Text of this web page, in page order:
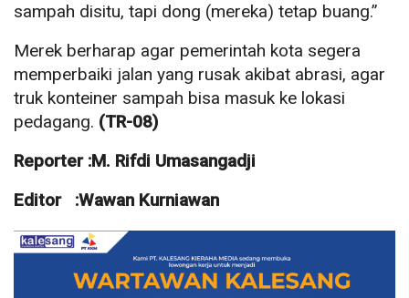
sampah disitu, tapi dong (mereka) tetap buang.”
Merek berharap agar pemerintah kota segera
memperbaiki jalan yang rusak akibat abrasi, agar
truk konteiner sampah bisa masuk ke lokasi
pedagang. (TR-08)
Reporter :M. Rifdi Umasangadji
Editor :Wawan Kurniawan